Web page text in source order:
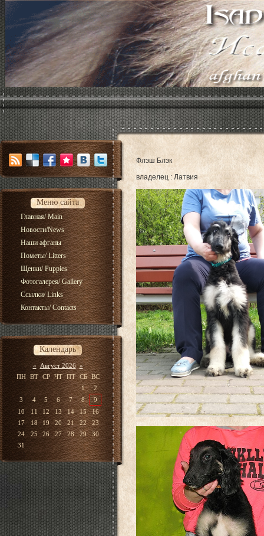
Меню сайта
Главная/ Main
Новости/News
Наши афганы
Пометы/ Litters
Щенки/ Puppies
Фотогалерея/ Gallery
Ссылки/ Links
Контакты/ Contacts
Календарь
« Август 2026 »
ПН ВТ СР ЧТ ПТ СБ ВС
1
2
3
4 5 6 7 8
9
10
11 12 13 14 15
16
17
18 19 20 21 22
23
24
25 26 27 28 29
30
31
Флэш Блэк
владелец : Латвия